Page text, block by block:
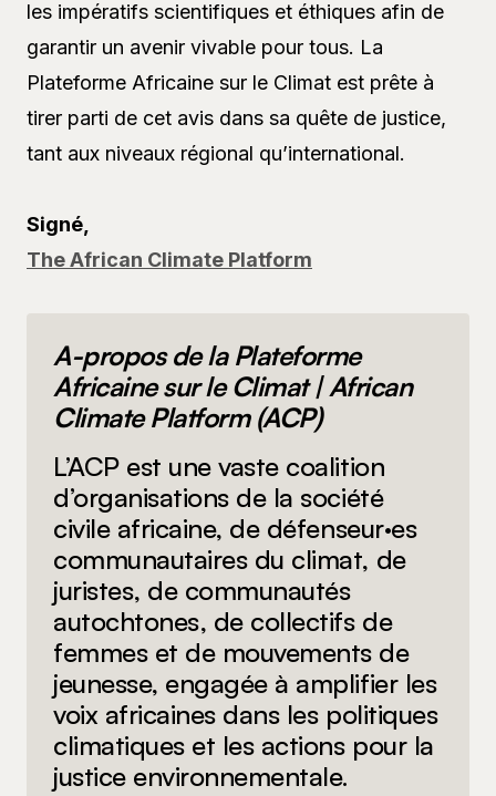
les impératifs scientifiques et éthiques afin de
garantir un avenir vivable pour tous. La
Plateforme Africaine sur le Climat est prête à
tirer parti de cet avis dans sa quête de justice,
tant aux niveaux régional qu’international.
Signé,
The African Climate Platform
A-propos de la Plateforme
Africaine sur le Climat | African
Climate Platform (ACP)
L’ACP est une vaste coalition
d’organisations de la société
civile africaine, de défenseur·es
communautaires du climat, de
juristes, de communautés
autochtones, de collectifs de
femmes et de mouvements de
jeunesse, engagée à amplifier les
voix africaines dans les politiques
climatiques et les actions pour la
justice environnementale.